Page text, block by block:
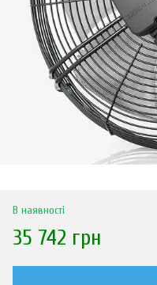
В наявності
35 742 грн